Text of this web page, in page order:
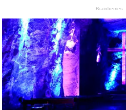
Brainberries